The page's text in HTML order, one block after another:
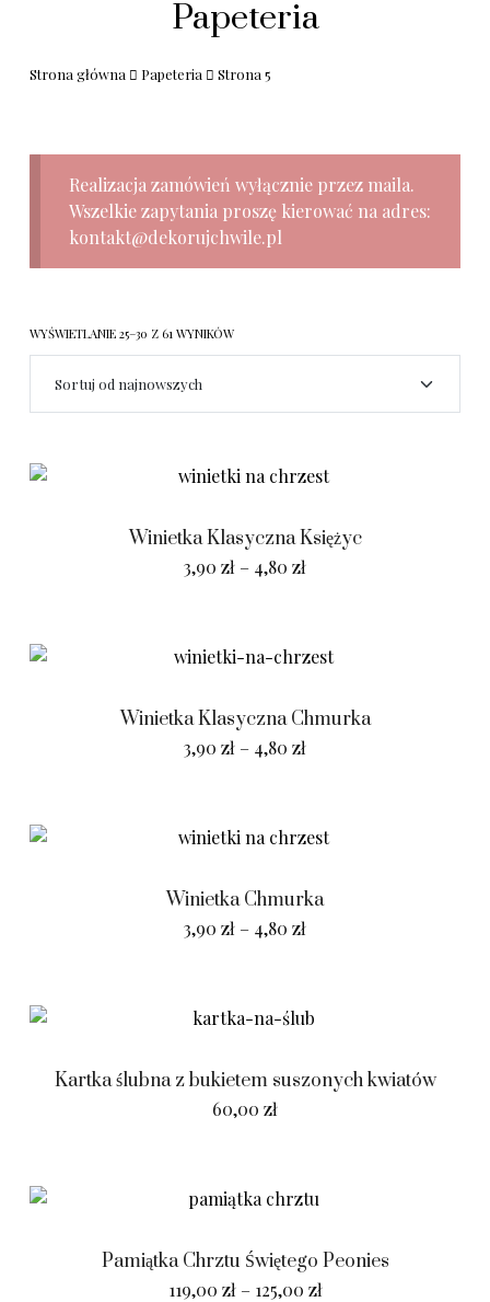
Papeteria
Strona główna Papeteria Strona 5
Realizacja zamówień wyłącznie przez maila.
Wszelkie zapytania proszę kierować na adres:
kontakt@dekorujchwile.pl
WYŚWIETLANIE 25–30 Z 61 WYNIKÓW
Winietka Klasyczna Księżyc
3,90 zł – 4,80 zł
Winietka Klasyczna Chmurka
3,90 zł – 4,80 zł
Winietka Chmurka
3,90 zł – 4,80 zł
Kartka ślubna z bukietem suszonych kwiatów
60,00 zł
Pamiątka Chrztu Świętego Peonies
119,00 zł – 125,00 zł